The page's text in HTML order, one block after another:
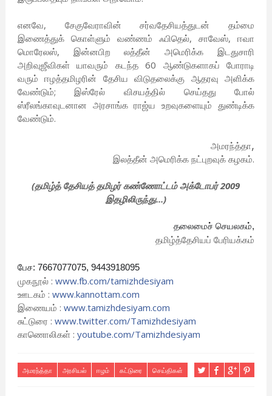
எனவே, சேகுவேராவின் சர்வதேசியத்துடன் தம்மை
இணைத்துக் கொள்ளும் வண்ணம் ஃபிதெல், சாவேஸ், ஈவா
மொரேலஸ், இன்னபிற லத்தீன் அமெரிக்க இடதுசாரி
அறிவுஜீவிகள் யாவரும் கடந்த 60 ஆண்டுகளாகப் போராடி
வரும் ஈழத்தமிழரின் தேசிய விடுதலைக்கு ஆதரவு அளிக்க
வேண்டும்; இஸ்ரேல் விசயத்தில் செய்தது போல்
ஸ்ரீலங்காவுடனான அரசாங்க ராஜ்ய உறவுகளையும் துண்டிக்க
வேண்டும்.
அமரந்த்தா,
இலத்தீன் அமெரிக்க நட்புறவுக் கழகம்.
(தமிழ்த் தேசியத் தமிழர் கண்ணோட்டம் அக்டோபர் 2009
இதழிலிருந்து...)
தலைமைச் செயலகம்,
தமிழ்த்தேசியப் பேரியக்கம்
பேச: 7667077075, 9443918095
முகநூல் : www.fb.com/tamizhdesiyam
ஊடகம் : www.kannottam.com
இணையம் : www.tamizhdesiyam.com
சுட்டுரை : www.twitter.com/Tamizhdesiyam
காணொலிகள் : youtube.com/Tamizhdesiyam
அமரந்த்தா அரசியல் ஈழம் கட்டுரை செய்திகள்